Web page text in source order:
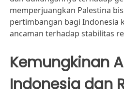
memperjuangkan Palestina
pertimbangan bagi Indonesia
ancaman terhadap stabilitas
Kemungkinan
Indonesia dan